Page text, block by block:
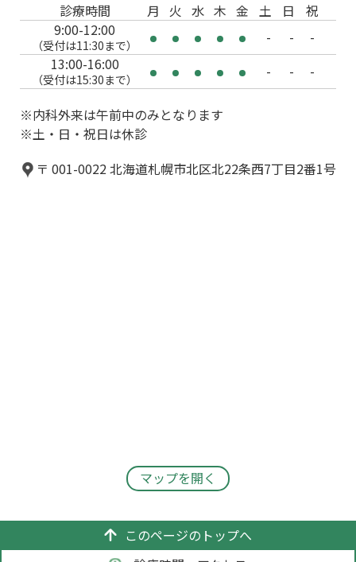
診療時間 月 火 水 木 金 土 日
祝
9:00-12:00
（受付は11:30まで） - -
-
13:00-16:00
（受付は15:30まで） - - -
※内科外来は午前中のみとなります
※土・日・祝日は休診
〒 001-0022 北海道札幌市北区北22条西7丁目2番1号
マップを開く
このページのトップへ